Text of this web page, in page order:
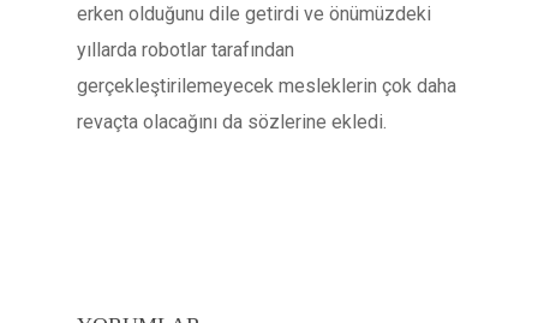
erken olduğunu dile getirdi ve önümüzdeki
yıllarda robotlar tarafından
gerçekleştirilemeyecek mesleklerin çok daha
revaçta olacağını da sözlerine ekledi.